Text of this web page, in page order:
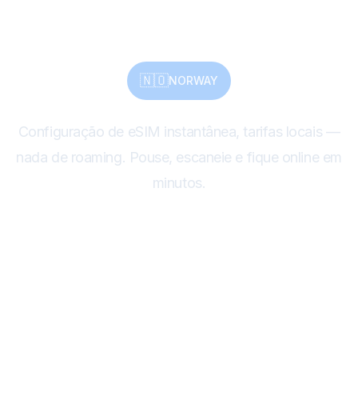
🇳🇴NORWAY
Configuração de eSIM instantânea, tarifas locais —
nada de roaming. Pouse, escaneie e fique online em
minutos.